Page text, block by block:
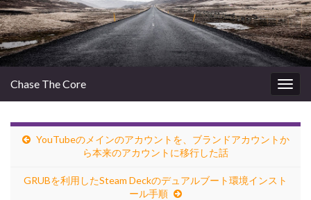
Chase The Core
YouTubeのメインのアカウントを、ブランドアカウントか
ら本来のアカウントに移行した話
GRUBを利用したSteam Deckのデュアルブート環境インスト
ール手順